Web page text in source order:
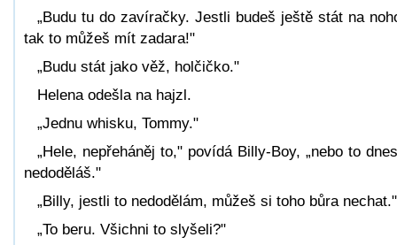
„Budu tu do zavíračky. Jestli budeš ještě stát na
tak to můžeš mít zadara!"
„Budu stát jako věž, holčičko."
Helena odešla na hajzl.
„Jednu whisku, Tommy."
„Hele, nepřeháněj to," povídá Billy-Boy, „nebo to
nedoděláš."
„Billy, jestli to nedodělám, můžeš si toho bůra nechat."
„To beru. Všichni to slyšeli?"